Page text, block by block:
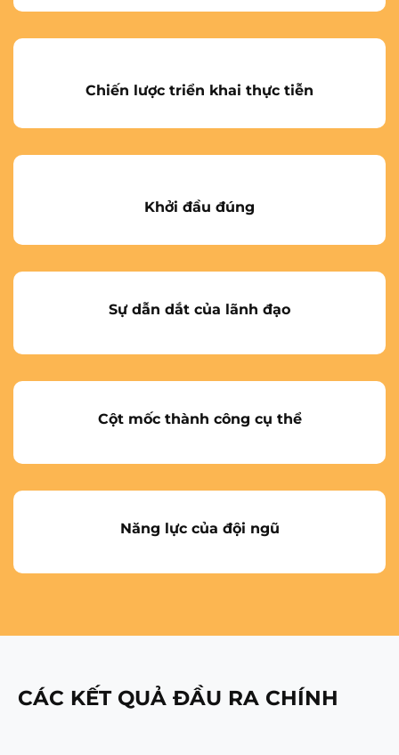
Chiến lược triển khai thực tiễn
Khởi đầu đúng
Sự dẫn dắt của lãnh đạo
Cột mốc thành công cụ thể
Năng lực của đội ngũ
CÁC KẾT QUẢ ĐẦU RA CHÍNH